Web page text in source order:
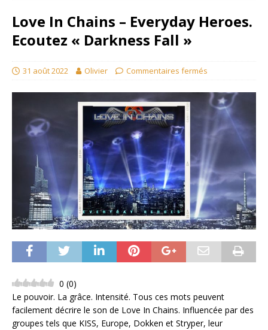
Love In Chains – Everyday Heroes.
Ecoutez « Darkness Fall »
31 août 2022 Olivier Commentaires fermés
0 (0)
Le pouvoir. La grâce. Intensité. Tous ces mots peuvent
facilement décrire le son de Love In Chains. Influencée par des
groupes tels que KISS, Europe, Dokken et Stryper, leur